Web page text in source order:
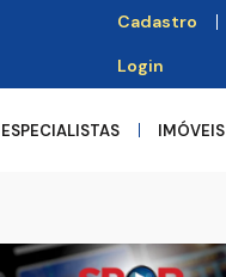
Cadastro
Login
IMÓVEIS